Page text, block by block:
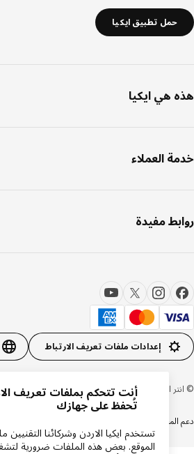
حمل تطبيق ايكيا
هي ايكيا
العملاء
مفيدة
إعدادات ملفات تعريف الارتباط AR
سيستمز بي 1999-2026أنت تتحكم بملفات تعريف
تُحفظ على جهازك
تستخدم ايكيا الاردن وشركائنا التقنيين
الموقع. بعض هذه الملفات ضرورية لتشغيل